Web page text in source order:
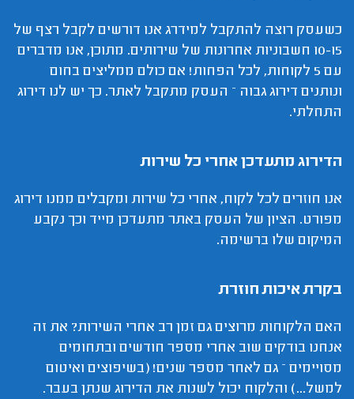
כשעסק רוצה להתקבל למידרג אנו דורשים לקבל רצף של
10-15 חשבוניות אחרונות של שירותים. מתוכן, אנו מדברים
עם 5 לקוחות, לכל הפחות! אם כולם ממליצים בחום
ונותנים דירוג גבוה – העסק מתקבל לאתר. כך יש לנו דירוג
התחלתי.
הדירוג מתעדכן אחרי כל שירות
אנו חוזרים לכל לקוח, אחרי כל שירות ומקבלים ממנו דירוג
מפורט. הציון של העסק באתר מתעדכן מייד וכך נקבע
המיקום שלו ברשימה.
בקרת איכות חוזרת
האם הלקוחות מרוצים גם זמן רב אחרי השירות? את זה
אנחנו בודקים שוב אחרי מספר חודשים ובתחומים
מסויימים – גם לאחר מספר שנים! (בשיפוצים ואיטום
למשל...) והלקוח יכול לשנות את הדירוג שנתן בעבר.